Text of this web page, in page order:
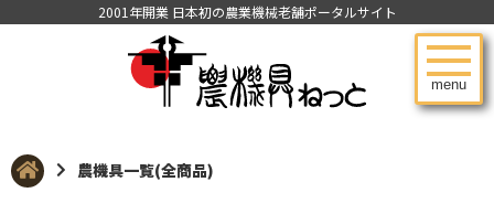
menu
2001年開業 日本初の農業機械老舗ポータルサイト
農機具一覧(全商品)